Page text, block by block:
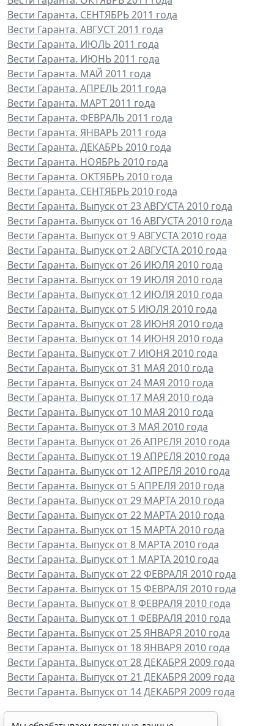
Вести Гаранта. СЕНТЯБРЬ 2011 года
Вести Гаранта. АВГУСТ 2011 года
Вести Гаранта. ИЮЛЬ 2011 года
Вести Гаранта. ИЮНЬ 2011 года
Вести Гаранта. МАЙ 2011 года
Вести Гаранта. АПРЕЛЬ 2011 года
Вести Гаранта. МАРТ 2011 года
Вести Гаранта. ФЕВРАЛЬ 2011 года
Вести Гаранта. ЯНВАРЬ 2011 года
Вести Гаранта. ДЕКАБРЬ 2010 года
Вести Гаранта. НОЯБРЬ 2010 года
Вести Гаранта. ОКТЯБРЬ 2010 года
Вести Гаранта. СЕНТЯБРЬ 2010 года
Вести Гаранта. Выпуск от 23 АВГУСТА 2010 года
Вести Гаранта. Выпуск от 16 АВГУСТА 2010 года
Вести Гаранта. Выпуск от 9 АВГУСТА 2010 года
Вести Гаранта. Выпуск от 2 АВГУСТА 2010 года
Вести Гаранта. Выпуск от 26 ИЮЛЯ 2010 года
Вести Гаранта. Выпуск от 19 ИЮЛЯ 2010 года
Вести Гаранта. Выпуск от 12 ИЮЛЯ 2010 года
Вести Гаранта. Выпуск от 5 ИЮЛЯ 2010 года
Вести Гаранта. Выпуск от 28 ИЮНЯ 2010 года
Вести Гаранта. Выпуск от 14 ИЮНЯ 2010 года
Вести Гаранта. Выпуск от 7 ИЮНЯ 2010 года
Вести Гаранта. Выпуск от 31 МАЯ 2010 года
Вести Гаранта. Выпуск от 24 МАЯ 2010 года
Вести Гаранта. Выпуск от 17 МАЯ 2010 года
Вести Гаранта. Выпуск от 10 МАЯ 2010 года
Вести Гаранта. Выпуск от 3 МАЯ 2010 года
Вести Гаранта. Выпуск от 26 АПРЕЛЯ 2010 года
Вести Гаранта. Выпуск от 19 АПРЕЛЯ 2010 года
Вести Гаранта. Выпуск от 12 АПРЕЛЯ 2010 года
Вести Гаранта. Выпуск от 5 АПРЕЛЯ 2010 года
Вести Гаранта. Выпуск от 29 МАРТА 2010 года
Вести Гаранта. Выпуск от 22 МАРТА 2010 года
Вести Гаранта. Выпуск от 15 МАРТА 2010 года
Вести Гаранта. Выпуск от 8 МАРТА 2010 года
Вести Гаранта. Выпуск от 1 МАРТА 2010 года
Вести Гаранта. Выпуск от 22 ФЕВРАЛЯ 2010 года
Вести Гаранта. Выпуск от 15 ФЕВРАЛЯ 2010 года
Вести Гаранта. Выпуск от 8 ФЕВРАЛЯ 2010 года
Вести Гаранта. Выпуск от 1 ФЕВРАЛЯ 2010 года
Вести Гаранта. Выпуск от 25 ЯНВАРЯ 2010 года
Вести Гаранта. Выпуск от 18 ЯНВАРЯ 2010 года
Вести Гаранта. Выпуск от 28 ДЕКАБРЯ 2009 года
Вести Гаранта. Выпуск от 21 ДЕКАБРЯ 2009 года
Вести Гаранта. Выпуск от 14 ДЕКАБРЯ 2009 года